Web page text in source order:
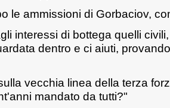
le ammissioni di Gorbaciov,
interessi di bottega quelli
dentro e ci aiuti,
vecchia linea della terza
mandato da tutti?"